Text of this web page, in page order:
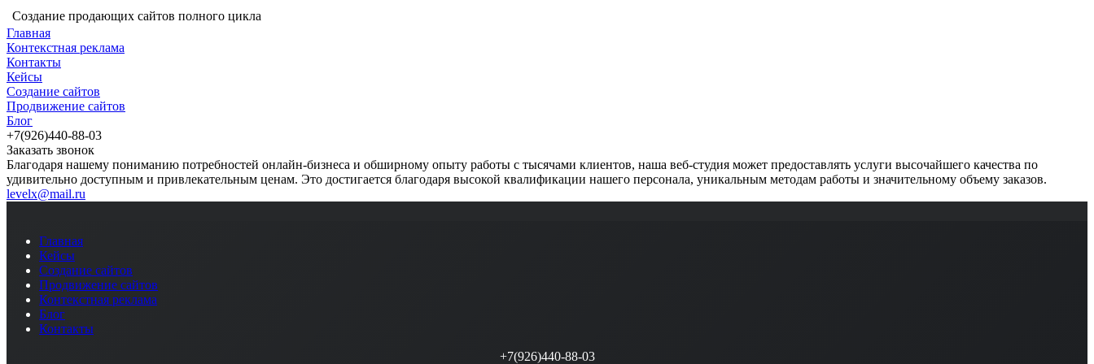
Создание продающих сайтов полного цикла
Главная
Контекстная реклама
Контакты
Кейсы
Создание сайтов
Продвижение сайтов
Блог
+7(926)440-88-03
Заказать звонок
Благодаря нашему пониманию потребностей онлайн-бизнеса и обширному опыту работы с тысячами клиентов, наша веб-студия может предоставлять услуги высочайшего качества по
удивительно доступным и привлекательным ценам. Это достигается благодаря высокой квалификации нашего персонала, уникальным методам работы и значительному объему заказов.
levelx@mail.ru
Главная
Кейсы
Создание сайтов
Продвижение сайтов
Контекстная реклама
Блог
Контакты
+7(926)440-88-03